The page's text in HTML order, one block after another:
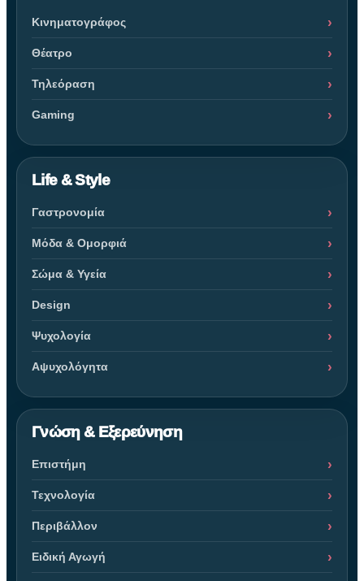
Κινηματογράφος
Θέατρο
Τηλεόραση
Gaming
Life & Style
Γαστρονομία
Μόδα & Ομορφιά
Σώμα & Υγεία
Design
Ψυχολογία
Αψυχολόγητα
Γνώση & Εξερεύνηση
Επιστήμη
Τεχνολογία
Περιβάλλον
Ειδική Αγωγή